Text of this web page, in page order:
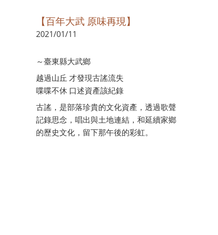
【百年大武 原味再現】
2021/01/11
～臺東縣大武鄉
越過山丘 才發現古謠流失
喋喋不休 口述資產該紀錄
古謠，是部落珍貴的文化資產，透過歌聲
記錄思念，唱出與土地連結，和延續家鄉
的歷史文化，留下那午後的彩虹。